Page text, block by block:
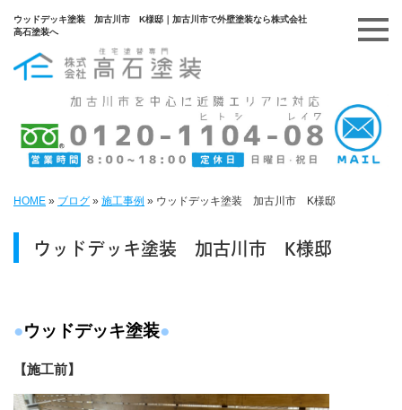
ウッドデッキ塗装 加古川市 K様邸｜加古川市で外壁塗装なら株式会社
高石塗装へ
HOME » ブログ » 施工事例 » ウッドデッキ塗装 加古川市 K様邸
ウッドデッキ塗装 加古川市 K様邸
●ウッドデッキ塗装●
【施工前】